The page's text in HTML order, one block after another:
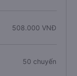
508.000 VNĐ
50 chuyến